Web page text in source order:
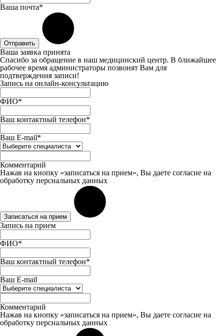
Ваша почта*
Отправить
Ваша заявка принята
Спасибо за обращение в наш медицинский центр. В ближайшее
рабочее время администраторы позвонят Вам для
подтверждения записи!
Запись на онлайн-консультацию
ФИО*
Ваш контактный телефон*
Ваш E-mail*
Комментарий
Нажав на кнопку «записаться на прием», Вы даете согласие на
обработку перснальных данных
Записаться на прием
Запись на прием
ФИО*
Ваш контактный телефон*
Ваш E-mail
Комментарий
Нажав на кнопку «записаться на прием», Вы даете согласие на
обработку перснальных данных